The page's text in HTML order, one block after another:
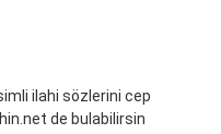
ilahi sözlerini cep
de bulabilirsin